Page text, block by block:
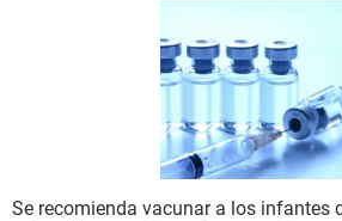
Se recomienda vacunar a los infantes